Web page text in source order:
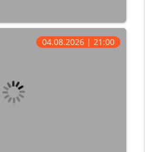
04.08.2026 | 21:00